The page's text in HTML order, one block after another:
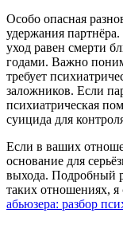
Особо опасная
удержания
уход равен смерти
годами. Важно
требует
заложников. Если
психиатрическая
суицида для
Если в ваших
основание для
выхода. Подробный
таких отношениях, я
абьюзера: разбор